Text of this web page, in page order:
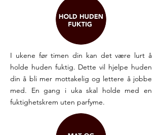
I ukene før timen din kan det være lurt å
holde huden fuktig. Dette vil hjelpe huden
din å bli mer mottakelig og lettere å jobbe
med. En gang i uka skal holde med en
fuktighetskrem uten parfyme.